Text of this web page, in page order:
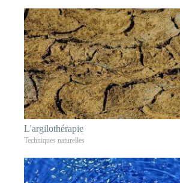
L'argilothérapie
Techniques naturelles